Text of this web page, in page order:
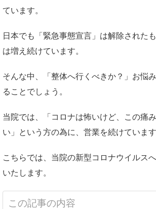
ています。
日本でも「緊急事態宣言」は解除された
は増え続けています。
そんな中、「整体へ行くべきか？」お悩
ることでしょう。
当院では、「コロナは怖いけど、この痛
い」という方の為に、営業を続けています
こちらでは、当院の新型コロナウイルス
いたします。
この記事の内容